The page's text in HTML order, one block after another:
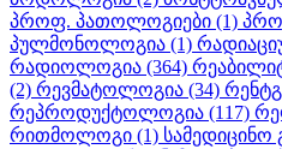
პროფ. პათოლოგიები (1)
პულმონოლოგია (1)
რადიოლოგია (364)
(2) რევმატოლოგია (34)
რეპროდუქტოლოგია (117)
რითმოლოგი (1) სამედიცინო